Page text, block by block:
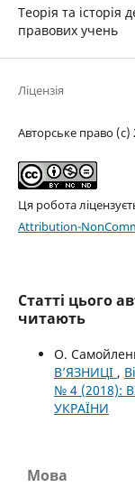
Теорія та історія
правових учень
Ліцензія
Авторське право
Ця робота
Attribution-
Статті цього
читають
О.
В’ЯЗНИЦІ ,
№ 4 (2018):
УКРАЇНИ
Мова